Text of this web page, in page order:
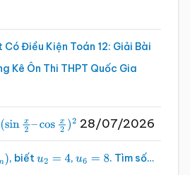
Điều Kiện Toán 12: Giải Bài
Kê Ôn Thi THPT Quốc Gia
x2 –cosx2 )2 28/07/2026
), biếtu2 =4 , u6 =8 . Tìm số…